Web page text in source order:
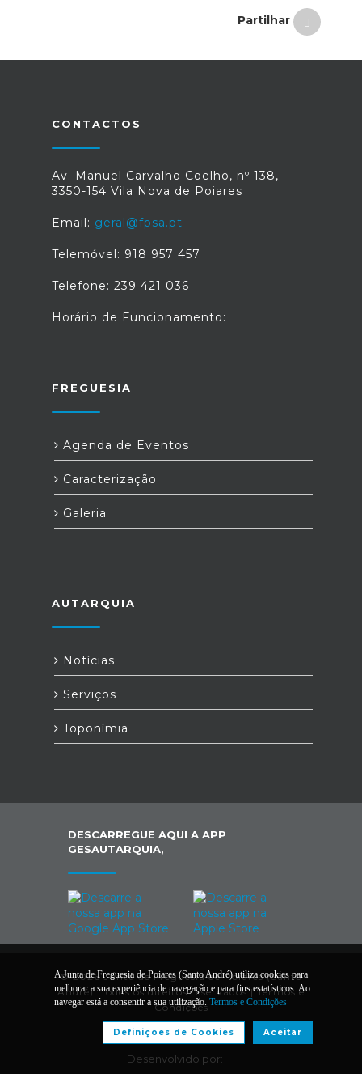
Partilhar
CONTACTOS
Av. Manuel Carvalho Coelho, nº 138,
3350-154 Vila Nova de Poiares
Email: geral@fpsa.pt
Telemóvel: 918 957 457
Telefone: 239 421 036
Horário de Funcionamento:
FREGUESIA
Agenda de Eventos
Caracterização
Galeria
AUTARQUIA
Notícias
Serviços
Toponímia
DESCARREGUE AQUI A APP
GESAUTARQUIA,
© 2026 Junta de Freguesia de Poiares (Santo
André). Todos os direitos reservados |Termos e
Condições
Desenvolvido por:
A Junta de Freguesia de Poiares (Santo André) utiliza cookies para
melhorar a sua experiência de navegação e para fins estatísticos. Ao
navegar está a consentir a sua utilização. Termos e Condições
Aceitar
Definiçoes de Cookies